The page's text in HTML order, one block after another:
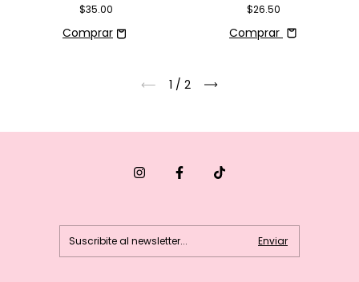
$35.00
$26.50
Comprar
1 / 2